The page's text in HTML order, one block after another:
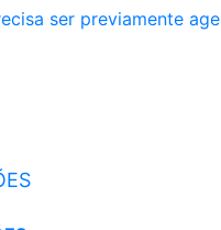
ser previamente